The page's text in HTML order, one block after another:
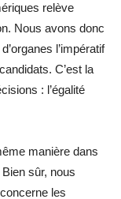
relève
Nous avons donc
l’impératif
C’est la
: l’égalité
manière dans
sûr, nous
les